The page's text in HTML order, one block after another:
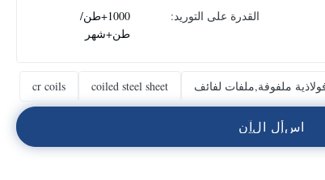
القدرة على التوريد:
1000+طن/
طن+شهر
ملفوفة,ملفات لفائف coiled steel sheet
cr coils
اسأل الآن